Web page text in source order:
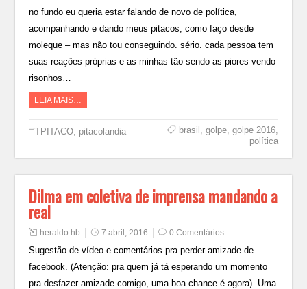
no fundo eu queria estar falando de novo de política,
acompanhando e dando meus pitacos, como faço desde
moleque – mas não tou conseguindo. sério. cada pessoa tem
suas reações próprias e as minhas tão sendo as piores vendo
risonhos…
LEIA MAIS…
PITACO, pitacolandia brasil , golpe, golpe 2016,
política
Dilma em coletiva de imprensa mandando a
real
heraldo hb 7 abril, 2016 0 Comentários
Sugestão de vídeo e comentários pra perder amizade de
facebook. (Atenção: pra quem já tá esperando um momento
pra desfazer amizade comigo, uma boa chance é agora). Uma